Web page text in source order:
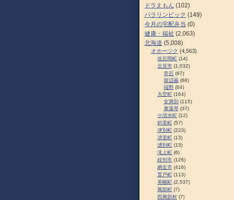
ドラえもん (102)
パラリンピック (149)
今月の宅配弁当 (0)
健康・福祉 (2,063)
北海道 (5,008)
オホーツク (4,563)
佐呂間町 (14)
北見市 (1,032)
常呂 (87)
留辺蘂 (68)
端野 (64)
大空町 (164)
女満別 (115)
東藻琴 (37)
小清水町 (12)
斜里町 (57)
津別町 (223)
清里町 (13)
湧別町 (13)
滝上町 (6)
紋別市 (126)
網走市 (416)
置戸町 (113)
美幌町 (2,537)
興部町 (7)
西興部村 (7)